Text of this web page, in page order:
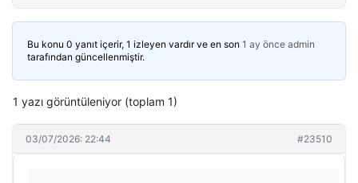
Bu konu 0 yanıt içerir, 1 izleyen vardır ve en son 1 ay önce admin
tarafından güncellenmiştir.
1 yazı görüntüleniyor (toplam 1)
03/07/2026: 22:44 #23510